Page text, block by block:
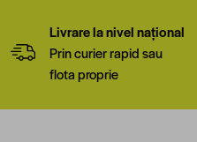
Livrare la nivel național
Prin curier rapid sau
flota proprie